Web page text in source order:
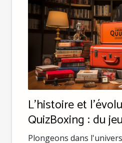
L'histoire et
QuizBoxing : du
l'arène de défi
Plongeons dans